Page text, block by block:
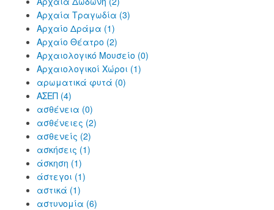
Αρχαία Τραγωδία (3)
Αρχαίο Δράμα (1)
Αρχαίο Θέατρο (2)
Αρχαιολογικό Μουσείο (0)
Αρχαιολογικοί Χώροι (1)
αρωματικά φυτά (0)
ΑΣΕΠ (4)
ασθένεια (0)
ασθένειες (2)
ασθενείς (2)
ασκήσεις (1)
άσκηση (1)
άστεγοι (1)
αστικά (1)
αστυνομία (6)